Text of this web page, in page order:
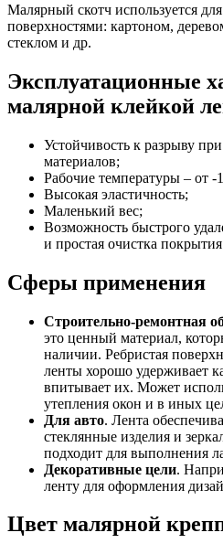
Малярный скотч используется
поверхностями: картоном,
стеклом и др.
Эксплуатационные
малярной клейкой
Устойчивость к разрыву
материалов;
Рабочие температуры – от -
Высокая эластичность;
Маленький вес;
Возможность быстрого
и простая очистка
Сферы применения
Строительно-ремонтная
это ценный материал,
наличии. Ребристая
ленты хорошо удерживает
впитывает их. Может
утепления окон и в иных
Для авто. Лента
стеклянные изделия и
подходит для выполнения
Декоративные цели.
ленту для оформления
Цвет малярной